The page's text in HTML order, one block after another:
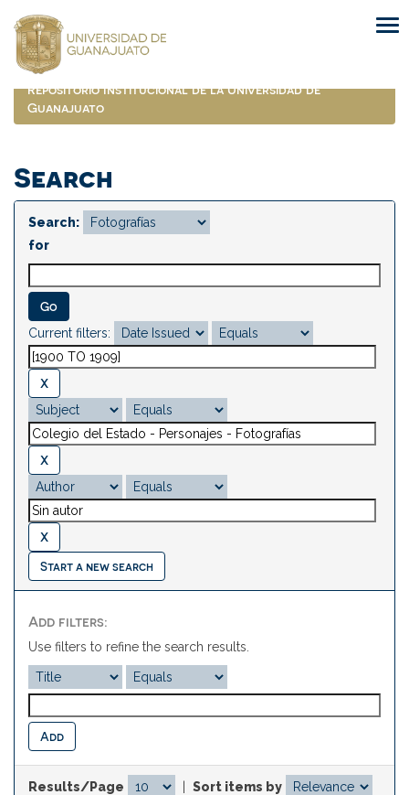
navigation
Repositorio Institucional de la Universidad de
Guanajuato
Search
Search:
for
Current filters:
Start a new search
Add filters:
Use filters to refine the search results.
Results/Page
Sort items by